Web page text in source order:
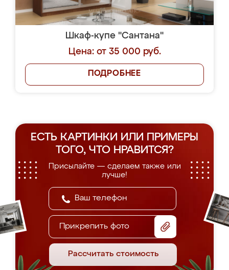
Шкаф-купе "Сантана"
Цена: от 35 000 руб.
ПОДРОБНЕЕ
ЕСТЬ КАРТИНКИ ИЛИ ПРИМЕРЫ
ТОГО, ЧТО НРАВИТСЯ?
Присылайте — сделаем также или
лучше!
Прикрепить фото
Рассчитать стоимость